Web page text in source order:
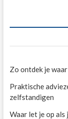
Zo ontdek je
Praktische
zelfstandigen
Waar let je op